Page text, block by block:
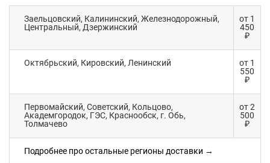
Заельцовский, Калининский, Железнодорожный,
Центральный, Дзержинский
от 1
450
₽
Октябрьский, Кировский, Ленинский
от 1
550
₽
Первомайский, Советский, Кольцово,
Академгородок, ГЭС, Краснообск, г. Обь,
Толмачево
от 2
500
₽
Подробнее про остальные регионы доставки →